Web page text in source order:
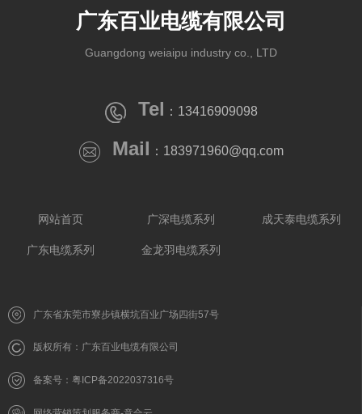
广东百业电缆有限公司
Guangdong weiaipu industry co., LTD
Tel ：13416909098
Mail ：183971960@qq.com
网站首页 广深电缆系列 成天泰电缆系列
广东电缆系列 金龙羽电缆系列
广东省东莞市寮步镇横坑百业广场四街57号
版权所有：广东百业电缆有限公司
备案号：粤ICP备2022037316号